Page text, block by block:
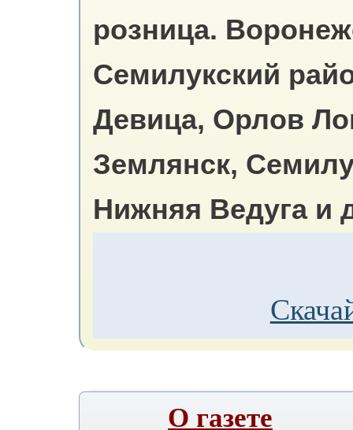
розница.
Семилукский
Девица, Орлов
Землянск,
Нижняя Ведуга и
О газете